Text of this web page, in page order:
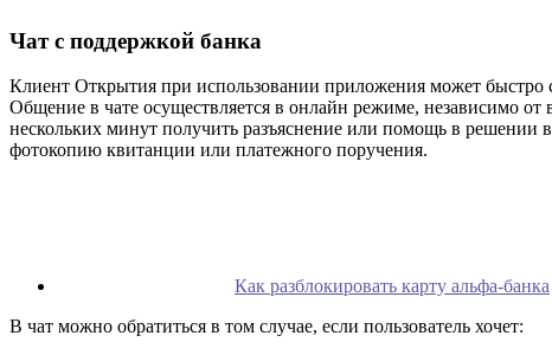
Чат с поддержкой банка
Клиент Открытия при использовании приложения может быстро
Общение в чате осуществляется в онлайн режиме, независимо
нескольких минут получить разъяснение или помощь в решении
фотокопию квитанции или платежного поручения.
Как разблокировать карту альфа-банка
В чат можно обратиться в том случае, если пользователь хочет: